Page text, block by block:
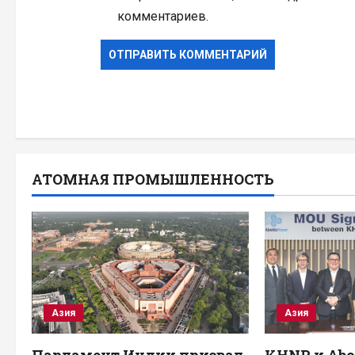
комментариев.
АТОМНАЯ ПРОМЫШЛЕННОСТЬ
Азия Азия